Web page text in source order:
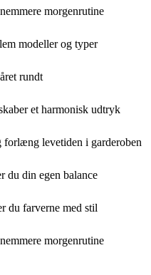
morgenrutine
modeller og typer
rundt
et harmonisk udtryk
levetiden i garderoben
du din egen balance
du farverne med stil
morgenrutine